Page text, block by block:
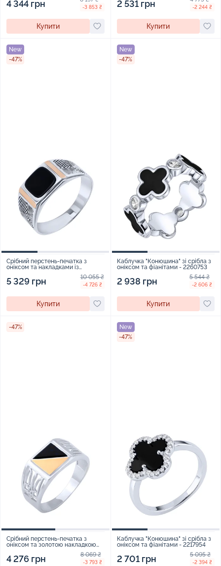
4 344 грн -3 853 ₴
Купити
2 531 грн -2 244 ₴
Купити
New
-47%
Срібний перстень-печатка з
оніксом та накладками із
червоного золота з чорнінням -
2122570
5 329 грн 10 055 ₴
-4 726 ₴
Купити
New
-47%
Каблучка "Конюшина" зі срібла з
оніксом та фіанітами - 2260753
2 938 грн 5 544 ₴
-2 606 ₴
Купити
-47%
Срібний перстень-печатка з
оніксом та золотою накладкою
"Тризуб - Герб України" - 1624363
4 276 грн 8 069 ₴
-3 793 ₴
New
-47%
Каблучка "Конюшина" зі срібла з
оніксом та фіанітами - 2217954
2 701 грн 5 095 ₴
-2 394 ₴